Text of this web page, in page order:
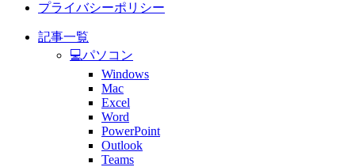
プライバシーポリシー
記事一覧
💻パソコン
Windows
Mac
Excel
Word
PowerPoint
Outlook
Teams